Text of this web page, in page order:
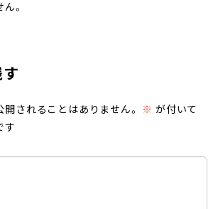
。
されることはありません。 ※ が付いて
す